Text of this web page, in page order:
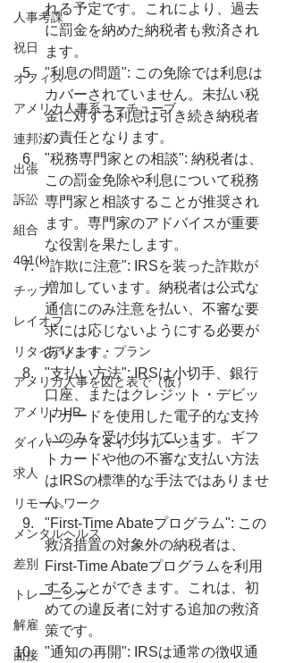
人事考課
祝日
オフィス
アメリカ人事系ユーチューブ
連邦法
出張
訴訟
組合
401(k)
チップ
レイオフ
リタイアメント・プラン
アメリカ人事を図と表で（仮）
アメリカHR
ダイバーシティ＆インクルージョン
求人
リモートワーク
メンタルヘルス
差別
トレーニング
解雇
面接
れる予定です。これにより、過去
に罰金を納めた納税者も救済され
ます。
"利息の問題": この免除では利息は
カバーされていません。未払い税
金に対する利息は引き続き納税者
の責任となります。
"税務専門家との相談": 納税者は、
この罰金免除や利息について税務
専門家と相談することが推奨され
ます。専門家のアドバイスが重要
な役割を果たします。
"詐欺に注意": IRSを装った詐欺が
増加しています。納税者は公式な
通信にのみ注意を払い、不審な要
求には応じないようにする必要が
あります。
"支払い方法": IRSは小切手、銀行
口座、またはクレジット・デビッ
トカードを使用した電子的な支扲
いのみを受け付けています。ギフ
トカードや他の不審な支払い方法
はIRSの標準的な手法ではありませ
ん。
"First-Time Abateプログラム": この
救済措置の対象外の納税者は、
First-Time Abateプログラムを利用
することができます。これは、初
めての違反者に対する追加の救済
策です。
"通知の再開": IRSは通常の徴収通